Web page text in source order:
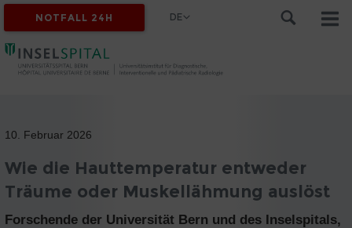
NOTFALL 24H DE
10. Februar 2026
Wie die Hauttemperatur entweder
Träume oder Muskellähmung auslöst
Forschende der Universität Bern und des Inselspitals,